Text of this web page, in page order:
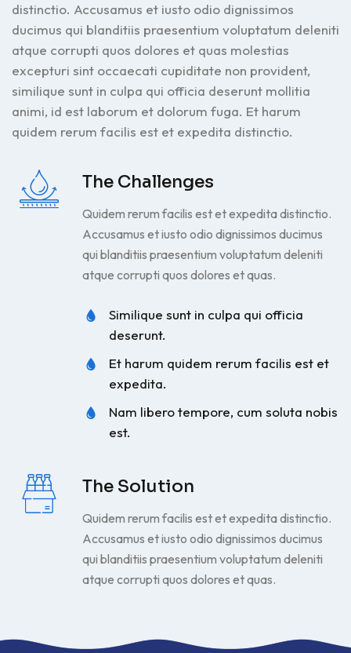
distinctio. Accusamus et iusto odio dignissimos
ducimus qui blanditiis praesentium voluptatum deleniti
atque corrupti quos dolores et quas molestias
excepturi sint occaecati cupiditate non provident,
similique sunt in culpa qui officia deserunt mollitia
animi, id est laborum et dolorum fuga. Et harum
quidem rerum facilis est et expedita distinctio.
The Challenges
Quidem rerum facilis est et expedita distinctio.
Accusamus et iusto odio dignissimos ducimus
qui blanditiis praesentium voluptatum deleniti
atque corrupti quos dolores et quas.
Similique sunt in culpa qui officia
deserunt.
Et harum quidem rerum facilis est et
expedita.
Nam libero tempore, cum soluta nobis
est.
The Solution
Quidem rerum facilis est et expedita distinctio.
Accusamus et iusto odio dignissimos ducimus
qui blanditiis praesentium voluptatum deleniti
atque corrupti quos dolores et quas.